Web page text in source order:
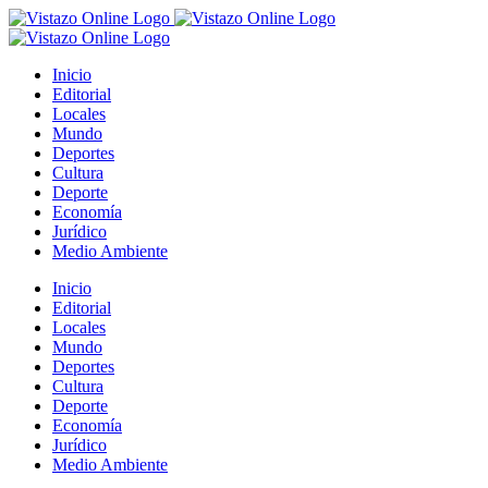
Saltar
al
Inicio
Editorial
Locales
Mundo
Deportes
Cultura
Deporte
Economía
Jurídico
Medio Ambiente
Inicio
Editorial
Locales
Mundo
Deportes
Cultura
Deporte
Economía
Jurídico
Medio Ambiente